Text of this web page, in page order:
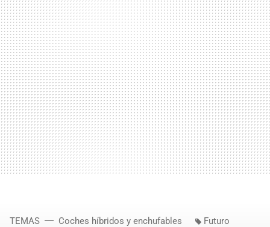
TEMAS Coches híbridos y enchufables Futuro